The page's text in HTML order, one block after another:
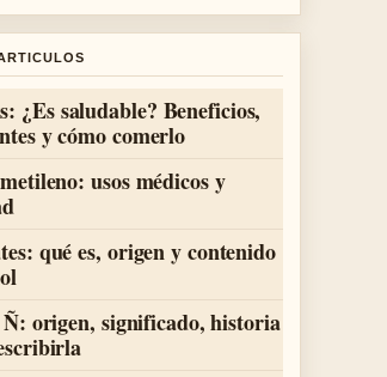
¿Es saludable? Beneficios,
y cómo comerlo
usos médicos y
qué es, origen y contenido
origen, significado, historia